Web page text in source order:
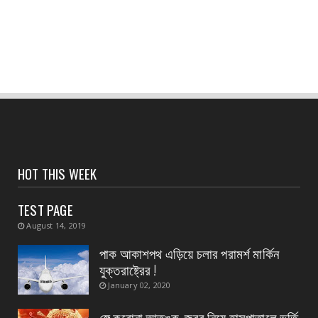
তুমি তোমার সবচেয়ে কাছের ৫ জনের গড়— আশিস
অদক্ষ কায়িক শ্রমের জন্য পশ্চিমবঙ্গ রাজ্যের ক্ষেত্রে
প্রযোজ্...
HOT THIS WEEK
TEST PAGE
August 14, 2019
পাক আকাশপথ এড়িয়ে চলার পরামর্শ মার্কিন
যুক্তরাষ্ট্রের !
January 02, 2020